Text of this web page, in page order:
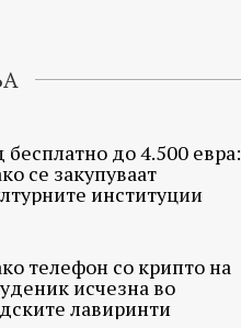
бесплатно до 4.500 евра:
се закупуваат
институции
телефон со крипто на
исчезна во
лавиринти